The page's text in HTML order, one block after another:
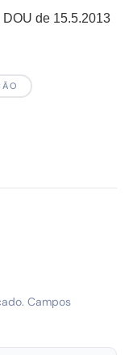
de 15.5.2013
Campos